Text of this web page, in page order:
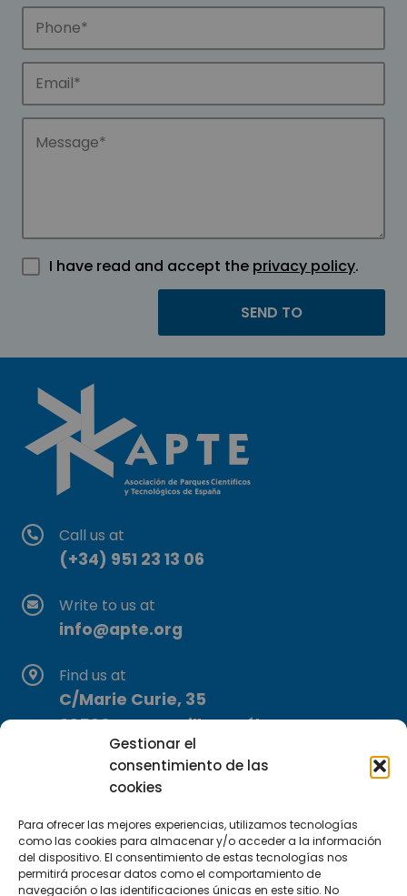
Gestionar el
consentimiento de las
cookies
Para ofrecer las mejores experiencias, utilizamos tecnologías
como las cookies para almacenar y/o acceder a la información
del dispositivo. El consentimiento de estas tecnologías nos
permitirá procesar datos como el comportamiento de
navegación o las identificaciones únicas en este sitio. No
I have read and accept the privacy policy.
Call us at
(+34) 951 23 13 06
Write to us at
info@apte.org
Find us at
C/Marie Curie, 35
29590 Campanillas, Málaga
Subscribe to our Newsletter